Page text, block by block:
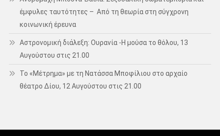
έμφυλες ταυτότητες – Από τη θεωρία στη σύγχρονη
κοινωνική έρευνα
Αστρονομική διάλεξη: Ουρανία -Η μούσα το θόλου, 13
Αυγούστου στις 21.00
Το «Μέτρημα» με τη Νατάσσα Μποφίλιου στο αρχαίο
θέατρο Δίου, 12 Αυγούστου στις 21.00